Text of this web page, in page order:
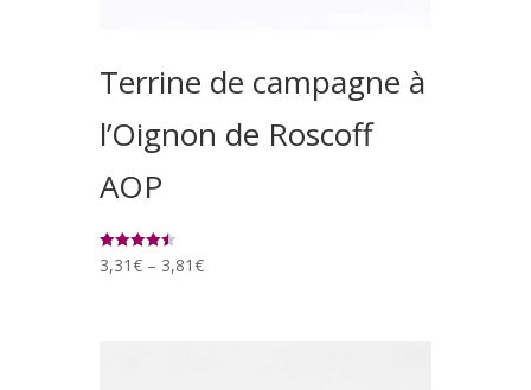
Terrine de campagne à
l’Oignon de Roscoff
AOP
Rated
4.50
3,31€ – 3,81€